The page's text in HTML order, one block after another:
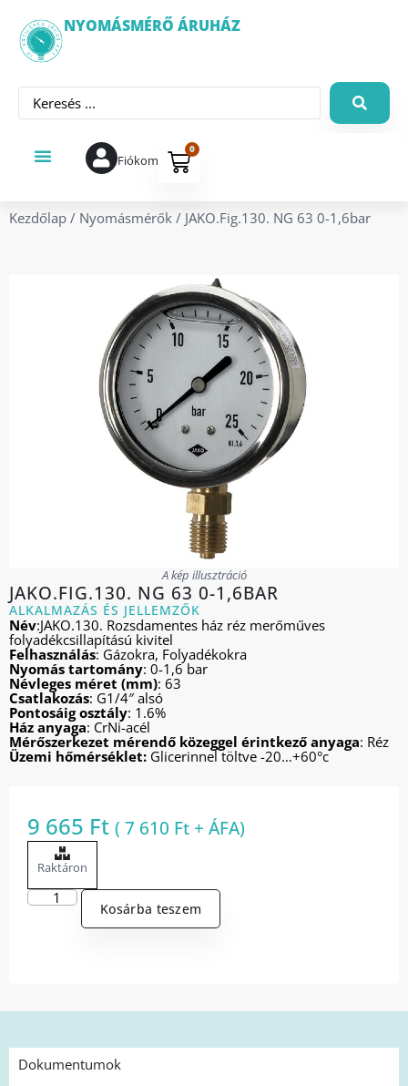
NYOMÁSMÉRŐ ÁRUHÁZ
Fiókom
0
Kezdőlap / Nyomásmérők / JAKO.Fig.130. NG 63 0-1,6bar
A kép illusztráció
JAKO.FIG.130. NG 63 0-1,6BAR
ALKALMAZÁS ÉS JELLEMZŐK
Név:JAKO.130. Rozsdamentes ház réz merőműves
folyadékcsillapítású kivitel
Felhasználás: Gázokra, Folyadékokra
Nyomás tartomány: 0-1,6 bar
Névleges méret (mm): 63
Csatlakozás: G1/4″ alsó
Pontosáig osztály: 1.6%
Ház anyaga: CrNi-acél
Mérőszerkezet mérendő közeggel érintkező anyaga: Réz
Üzemi hőmérséklet: Glicerinnel töltve -20…+60°c
9 665 Ft ( 7 610 Ft + ÁFA)
Raktáron
Kosárba teszem
Dokumentumok